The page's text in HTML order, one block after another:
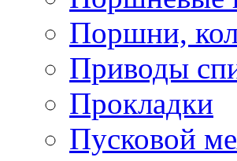
Поршни,
Приводы
Прокладки
Пусковой